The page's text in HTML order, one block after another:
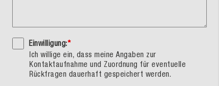
Einwilligung:*
Ich willige ein, dass meine Angaben zur
Kontaktaufnahme und Zuordnung für eventuelle
Rückfragen dauerhaft gespeichert werden.